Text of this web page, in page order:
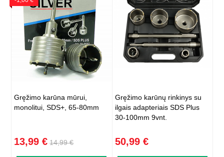
Gręžimo karūna mūrui,
monolitui, SDS+, 65-80mm
13,99 € 14,99 €
Gręžimo karūnų rinkinys su
ilgais adapteriais SDS Plus
30-100mm 9vnt.
50,99 €